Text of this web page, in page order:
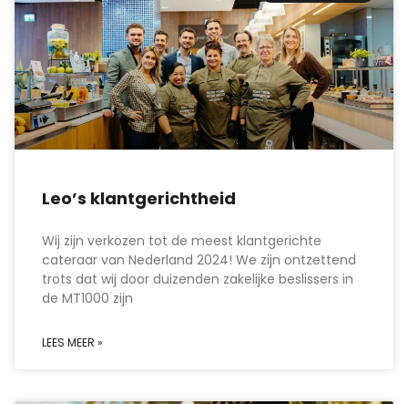
Leo’s klantgerichtheid
Wij zijn verkozen tot de meest klantgerichte
cateraar van Nederland 2024! We zijn ontzettend
trots dat wij door duizenden zakelijke beslissers in
de MT1000 zijn
LEES MEER »